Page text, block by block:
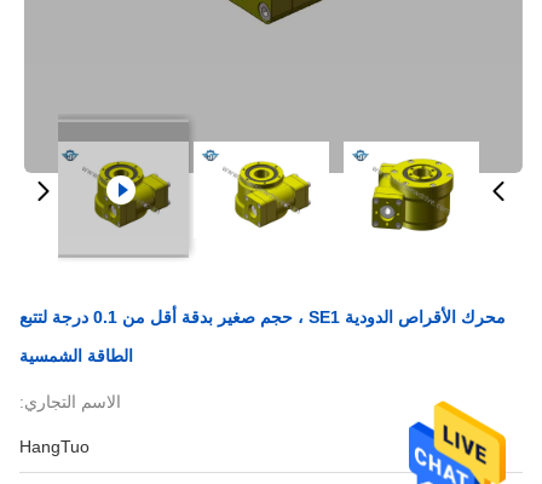
محرك الأقراص الدودية SE1 ، حجم صغير بدقة أقل من 0.1 درجة لتتبع
الطاقة الشمسية
الاسم التجاري:
HangTuo